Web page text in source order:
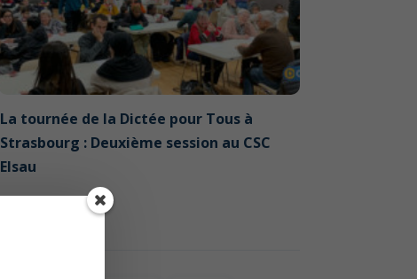
La tournée de la Dictée pour Tous à
Strasbourg : Deuxième session au CSC
Elsau